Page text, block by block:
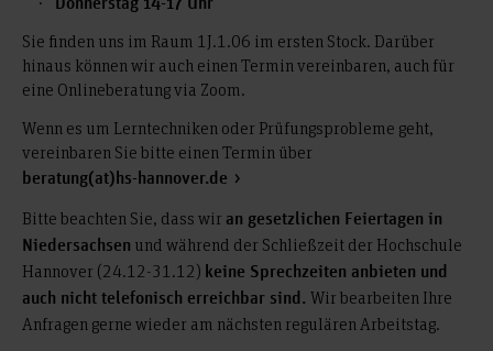
Aktuelle Änderungen:
Für den Studiengang Heilpädagogik (BAH) umfasst das
Vorpraktikum nur noch 6 Wochenund muss vor
Studienbeginn oderbis spätestens zu Beginn des zweiten
Fachsemestersnachgewiesen werden.
Für die nicht-dualen Studiengänge der Fakultät II, also
Maschinenbau (MAB), Ingenieurinformatik Maschinenbau
(IIM), Verfahrens- Energie- und Umwelttechnik (VEU) und
Wirtschaftsingenieur Maschinenbau (WIM) wurde das
Vorpraktikum auf
8 Wochen
verkürzt. Das Vorpraktikum
muss generell
bis zum Vorlesungsbeginn des vierten
Fachsemesters nachgewiesen werden
ist die Frist i.d.R. der 1.3., im Wintersemester i.d.R. der 20.9.
Donnerstag 14-17 Uhr
Sie finden uns im Raum 1J.1.06 im ersten Stock. Darüber
hinaus können wir auch einen Termin vereinbaren, auch für
eine Onlineberatung via Zoom.
Wenn es um Lerntechniken oder Prüfungsprobleme geht,
vereinbaren Sie bitte einen Termin über
beratung(at)hs-hannover.de
Bitte beachten Sie, dass wir an gesetzlichen Feiertagen in
Niedersachsen und während der Schließzeit der Hochschule
Hannover (24.12-31.12) keine Sprechzeiten anbieten und
auch nicht telefonisch erreichbar sind. Wir bearbeiten Ihre
Anfragen gerne wieder am nächsten regulären Arbeitstag.